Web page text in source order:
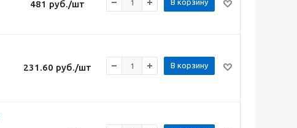
481 руб./шт В корзину
231.60 руб./шт В корзину